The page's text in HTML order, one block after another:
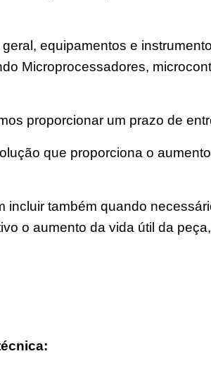
equipamentos e
Microprocessadores,
proporcionar um prazo de
que proporciona o
também quando
o aumento da vida útil da